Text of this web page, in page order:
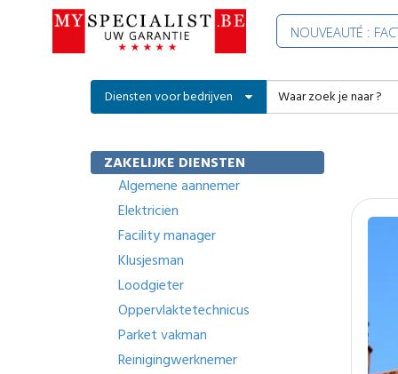
NOUVEAUTÉ :
Diensten voor bedrijven
ZAKELIJKE DIENSTEN
Algemene aannemer
Elektricien
Facility manager
Klusjesman
Loodgieter
Oppervlaktetechnicus
Parket vakman
Reinigingwerknemer